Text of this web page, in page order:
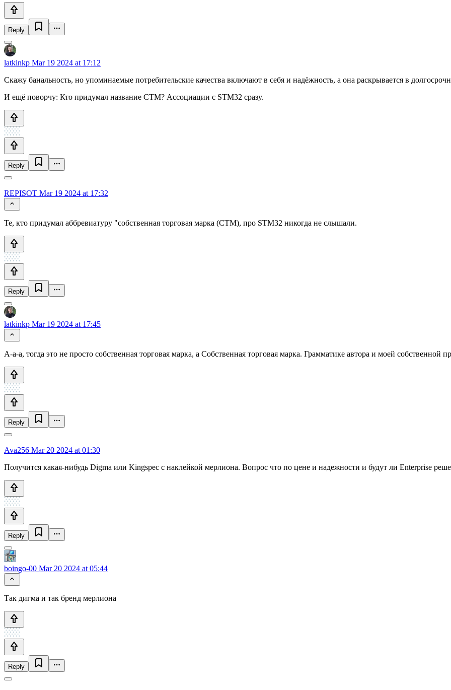
Reply
latkinkp Mar 19 2024 at 17:12
Скажу банальность, но упоминаемые потребительские качества включают в себя и надёжность, а она раскрывается в
И ещё поворчу: Кто придумал название СТМ? Ассоциации с STM32 сразу.
Reply
REPISOT Mar 19 2024 at 17:32
Те, кто придумал аббревиатуру "собственная торговая марка (СТМ), про STM32 никогда не слышали.
Reply
latkinkp Mar 19 2024 at 17:45
А-а-а, тогда это не просто собственная торговая марка, а Собственная торговая марка. Грамматике автора и моей собственной
Reply
Ava256 Mar 20 2024 at 01:30
Получится какая-нибудь Digma или Kingspec с наклейкой мерлиона. Вопрос что по цене и надежности и будут ли Enterprise
Reply
boingo-00 Mar 20 2024 at 05:44
Так дигма и так бренд мерлиона
Reply